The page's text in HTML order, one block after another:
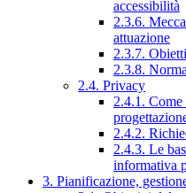
accessibilità
2.3.6.
attuazione
2.3.7.
2.3.8.
2.4. Privacy
2.4.1.
2.4.2.
2.4.3. Le
informativa
3. Pianificazione,